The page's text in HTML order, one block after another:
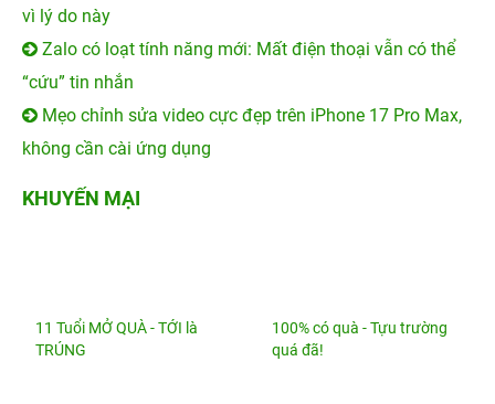
2.000.000 đ
Mua hàng ngay Mua trả góp
iPhone 14 Pro Max sạc nhanh bao nhiêu W? Dùng củ
iOS 26.6 ra mắt, người dùng iPhone nên cập nhật sớm
vì lý do này